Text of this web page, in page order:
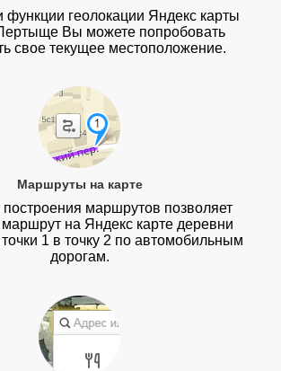
геолокации Яндекс карты
Вы можете попробовать
свое текущее местоположение.
Маршруты на карте
маршрутов позволяет
на Яндекс карте деревни
1 в точку 2 по автомобильным
дорогам.